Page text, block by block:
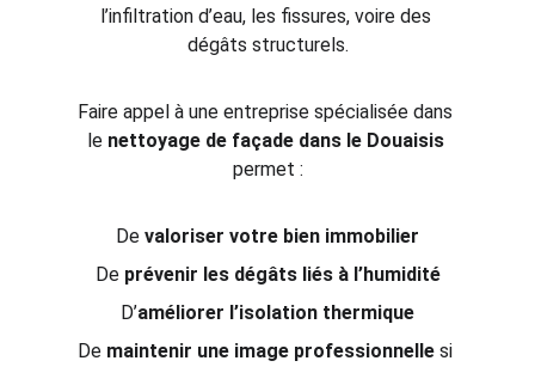
l’infiltration d’eau, les fissures, voire des
dégâts structurels.
Faire appel à une entreprise spécialisée dans
le nettoyage de façade dans le Douaisis
permet :
De valoriser votre bien immobilier
De prévenir les dégâts liés à l’humidité
D’améliorer l’isolation thermique
De maintenir une image professionnelle si